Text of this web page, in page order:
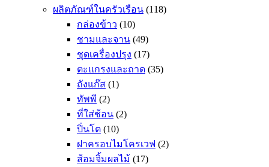
ผลิตภัณฑ์ในครัวเรือน (118)
กล่องข้าว (10)
ชามและจาน (49)
ชุดเครื่องปรุง (17)
ตะแกรงและถาด (35)
ถังแก๊ส (1)
ทัพพี (2)
ที่ใส่ช้อน (2)
ปิ่นโต (10)
ฝาครอบไมโครเวฟ (2)
ส้อมจิ้มผลไม้ (17)